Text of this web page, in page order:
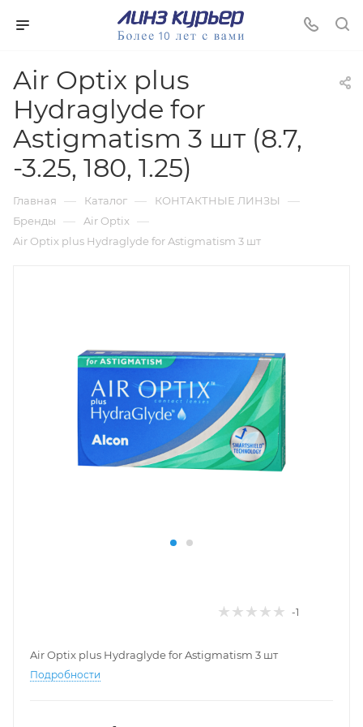
Air Optix plus
Hydraglyde for
Astigmatism 3 шт (8.7,
-3.25, 180, 1.25)
Главная — Каталог — КОНТАКТНЫЕ ЛИНЗЫ —
Бренды — Air Optix —
Air Optix plus Hydraglyde for Astigmatism 3 шт
-1
Air Optix plus Hydraglyde for Astigmatism 3 шт
Подробности